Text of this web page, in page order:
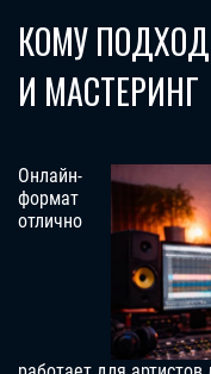
КОМУ
И МАСТЕРИНГ
Онлайн-
формат
отлично